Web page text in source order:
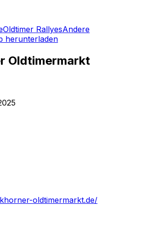
Oldtimer RallyesAndere
herunterladen
Oldtimermarkt
oldtimermarkt.de/